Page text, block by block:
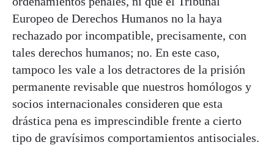
Europeo de Derechos Humanos no la haya
rechazado por incompatible, precisamente, con
tales derechos humanos; no. En este caso,
tampoco les vale a los detractores de la prisión
permanente revisable que nuestros homólogos y
socios internacionales consideren que esta
drástica pena es imprescindible frente a cierto
tipo de gravísimos comportamientos antisociales.